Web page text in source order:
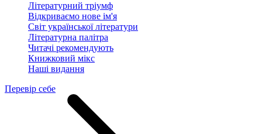
Літературний тріумф
Відкриваємо нове ім'я
Світ української літератури
Літературна палітра
Читачі рекомендують
Книжковий мікс
Наші видання
Перевір себе